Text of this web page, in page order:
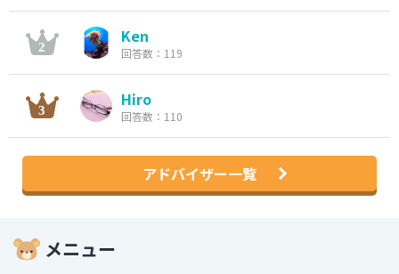
Ken
回答数：119
Hiro
回答数：110
アドバイザー一覧
メニュー